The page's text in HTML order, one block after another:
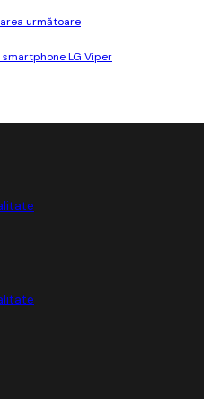
următoare
smartphone LG Viper